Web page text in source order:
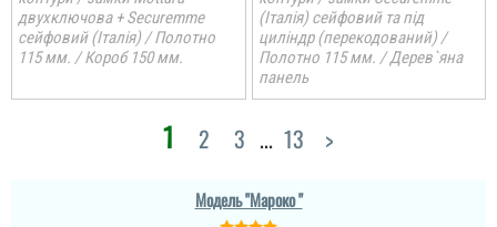
двухключова + Securemme
сейфовий (Італія) / Полотно
115 мм. / Короб 150 мм.
(Італія) сейфовий та під
циліндр (перекодований) /
Полотно 115 мм. / Дерев`яна
панель
1 2 3 ... 13 >
Модель "Мароко "